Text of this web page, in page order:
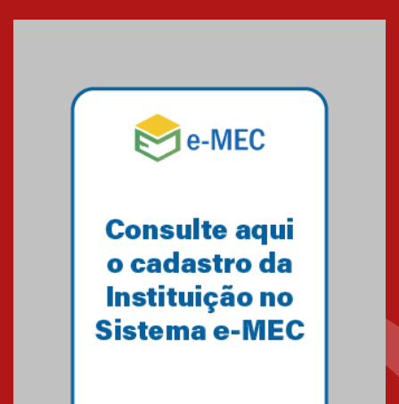
Mackenzie mobiliza campanha
solidária para apoiar famílias em
Minas Gerais
Primeiro culto do ano ressalta o
27.02.2026